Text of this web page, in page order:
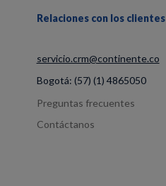
Relaciones con los clientes
servicio.crm@continente.co
Bogotá: (57) (1) 4865050
Preguntas frecuentes
Contáctanos